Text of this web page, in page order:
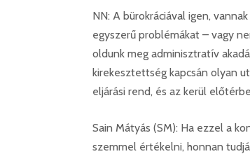
NN: A bürokráciával igen,
egyszerű problémákat – vagy
oldunk meg adminisztratív
kirekesztettség kapcsán olyan
eljárási rend, és az kerül
Sain Mátyás (SM): Ha ezzel a
szemmel értékelni, honnan